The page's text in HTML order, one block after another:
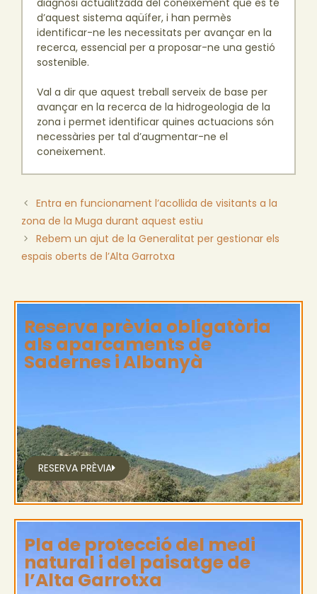
d’aquest sistema aqüífer, i han permès
identificar-ne les necessitats per avançar en la
recerca, essencial per a proposar-ne una gestió
sostenible.
Val a dir que aquest treball serveix de base per
avançar en la recerca de la hidrogeologia de la
zona i permet identificar quines actuacions són
necessàries per tal d’augmentar-ne el
coneixement.
Entra en funcionament l’acollida de visitants a la
zona de la Muga durant aquest estiu
Rebem un ajut de la Generalitat per gestionar els
espais oberts de l’Alta Garrotxa
Reserva prèvia obligatòria
als aparcaments de
Sadernes i Albanyà
RESERVA PRÈVIA
Pla de protecció del medi
natural i del paisatge de
l’Alta Garrotxa